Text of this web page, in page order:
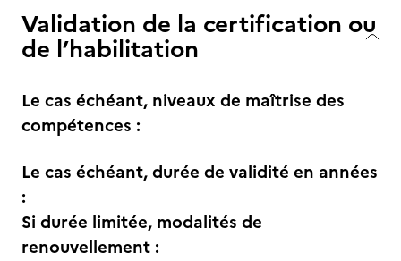
Validation de la certification ou
de l’habilitation
Le cas échéant, niveaux de maîtrise des
compétences :
Le cas échéant, durée de validité en années
:
Si durée limitée, modalités de
renouvellement :